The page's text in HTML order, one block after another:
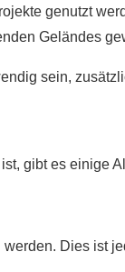
genutzt
Geländes
sein,
gibt es einige
Dies ist